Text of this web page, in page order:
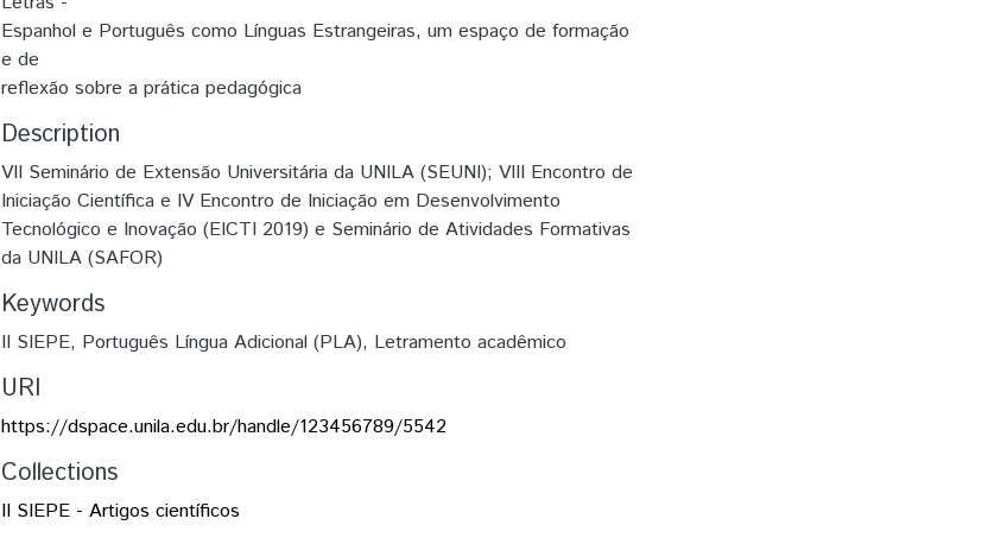
Espanhol e Português como Línguas Estrangeiras, um espaço de formação
e de
reflexão sobre a prática pedagógica
Description
VII Seminário de Extensão Universitária da UNILA (SEUNI); VIII Encontro de
Iniciação Científica e IV Encontro de Iniciação em Desenvolvimento
Tecnológico e Inovação (EICTI 2019) e Seminário de Atividades Formativas
da UNILA (SAFOR)
Keywords
II SIEPE, Português Língua Adicional (PLA), Letramento acadêmico
URI
https://dspace.unila.edu.br/handle/123456789/5542
Collections
II SIEPE - Artigos científicos